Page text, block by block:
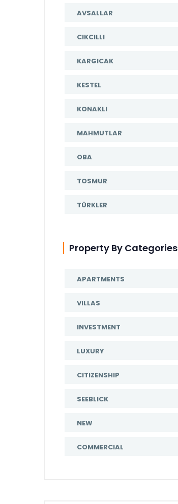
AVSALLAR
CIKCILLI
KARGICAK
KESTEL
KONAKLI
MAHMUTLAR
OBA
TOSMUR
TÜRKLER
Property By Categories
APARTMENTS
VILLAS
INVESTMENT
LUXURY
CITIZENSHIP
SEEBLICK
NEW
COMMERCIAL